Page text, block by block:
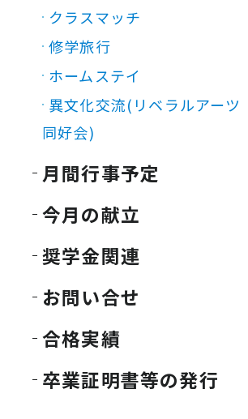
クラスマッチ
修学旅行
ホームステイ
異文化交流(リベラルアーツ
同好会)
月間行事予定
今月の献立
奨学金関連
お問い合せ
合格実績
卒業証明書等の発行